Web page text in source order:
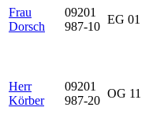
Frau
Dorsch
09201
987-10
EG 01
Herr
Körber
09201
987-20
OG 11